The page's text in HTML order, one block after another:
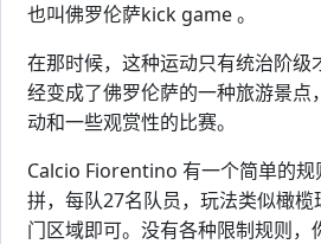
也叫佛罗伦萨kick game 。
在那时候，这种运动只有统治阶级
经变成了佛罗伦萨的一种旅游景点
动和一些观赏性的比赛。
Calcio Fiorentino 有一个简单的规
拼，每队27名队员，玩法类似橄
门区域即可。没有各种限制规则，